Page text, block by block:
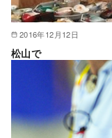
2016年12月12日
松山で